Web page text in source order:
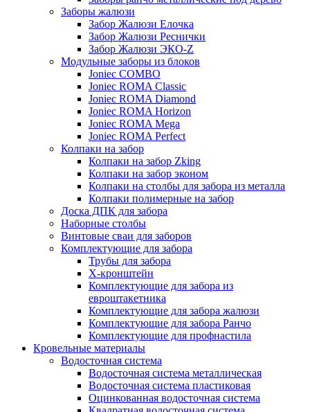
Заборы жалюзи
Забор Жалюзи Елочка
Забор Жалюзи Реснички
Забор Жалюзи ЭКО-Z
Модульные заборы из блоков
Joniec COMBO
Joniec ROMA Classic
Joniec ROMA Diamond
Joniec ROMA Horizon
Joniec ROMA Mega
Joniec ROMA Perfect
Колпаки на забор
Колпаки на забор Zking
Колпаки на забор эконом
Колпаки на столбы для забора из металла
Колпаки полимерные на забор
Доска ДПК для забора
Наборные столбы
Винтовые сваи для заборов
Комплектующие для забора
Трубы для забора
Х-кронштейн
Комплектующие для забора из
евроштакетника
Комплектующие для забора жалюзи
Комплектующие для забора Ранчо
Комплектующие для профнастила
Кровельные материалы
Водосточная система
Водосточная система металлическая
Водосточная система пластиковая
Оцинкованная водосточная система